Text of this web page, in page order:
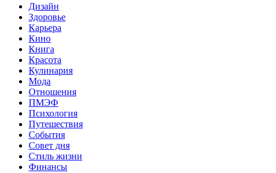
Дизайн
Здоровье
Карьера
Кино
Книга
Красота
Кулинария
Мода
Отношения
ПМЭФ
Психология
Путешествия
События
Совет дня
Стиль жизни
Финансы